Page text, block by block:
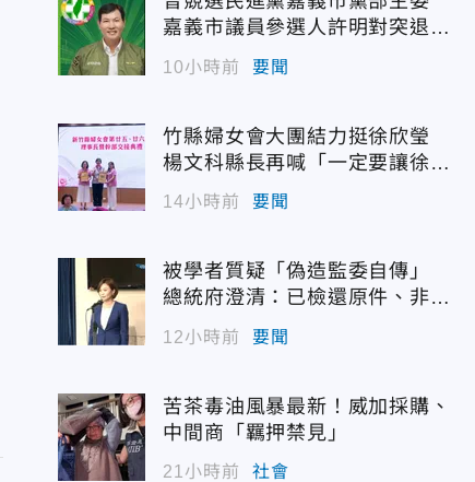
嘉義市議員參選人許明對突退
選！
10小時前 要聞
竹縣婦女會大團結力挺徐欣瑩
楊文科縣長再喊「一定要讓徐欣
瑩當選」
14小時前 要聞
被學者質疑「偽造監委自傳」
總統府澄清：已檢還原件、非府
方提供
12小時前 要聞
苦茶毒油風暴最新！威加採購、
中間商「羈押禁見」
21小時前 社會